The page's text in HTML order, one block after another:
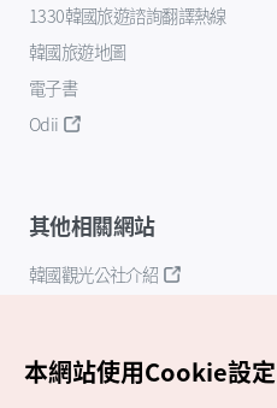
1330韓國旅遊諮詢翻譯熱線
韓國旅遊地圖
電子書
Odii
其他相關網站
韓國觀光公社介紹
本網站使用Cookie設定